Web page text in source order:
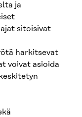
ja
sitoisivat
harkitsevat
voivat asioi­da